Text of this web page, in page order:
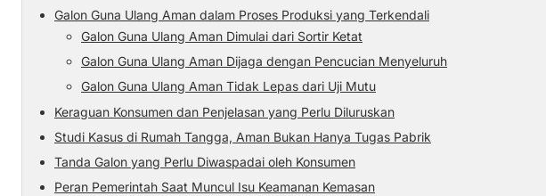
Galon Guna Ulang Aman dalam Proses Produksi yang Terkendali
Galon Guna Ulang Aman Dimulai dari Sortir Ketat
Galon Guna Ulang Aman Dijaga dengan Pencucian Menyeluruh
Galon Guna Ulang Aman Tidak Lepas dari Uji Mutu
Keraguan Konsumen dan Penjelasan yang Perlu Diluruskan
Studi Kasus di Rumah Tangga, Aman Bukan Hanya Tugas Pabrik
Tanda Galon yang Perlu Diwaspadai oleh Konsumen
Peran Pemerintah Saat Muncul Isu Keamanan Kemasan